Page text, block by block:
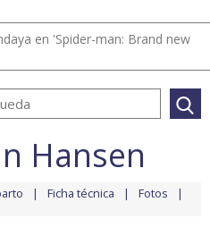
en 'Spider-man: Brand new
Hansen
Ficha técnica Fotos